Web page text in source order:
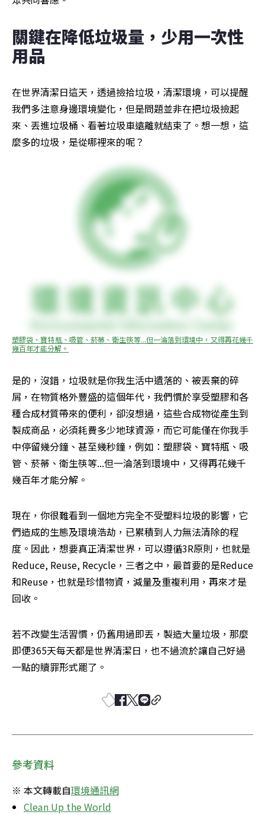
關鍵在降低垃圾量，少用一次性
用品
在世界清潔日這天，透過撿拾垃圾，清潔環境，可以提醒
我們多注意身邊環境變化，但是問題並非在把垃圾撿起
來、丟進垃圾桶、看著垃圾車遠離就結束了。想一想，這
麼多的垃圾，是從哪裡來的呢？
塑膠袋、寶特瓶、吸管、菸蒂、衛生筷等...但一淪落到環境中，又得再花幾千
幾百年才能分解。
是的，沒錯，垃圾就是你我生活中遺落的、被丟棄的碎
屑，在物質格外豐盛的這個年代，我們慣於享受塑膠和各
種合成材質帶來的便利，卻沒想過，這些合成物從產生到
製成商品，必須耗費多少地球資源，而它可能僅在你我手
中停留幾分鐘、甚至幾秒鐘，例如：塑膠袋、寶特瓶、吸
管、菸蒂、衛生筷等...但一淪落到環境中，又得再花幾千
幾百年才能分解。
現在，你很難看到一個地方完全不受塑料垃圾的影響，它
們造成的生態及環境浩劫，已累積到人力無法清除的程
度。因此，想要真正清潔世界，可以遵循3R原則，也就是
Reduce, Reuse, Recycle，三者之中，最首要的是Reduce
和Reuse，也就是珍惜物資，減量及重複利用，再來才是
回收。
若不改變生活習慣，仍舊用過即丟，製造大量垃圾，那麼
即便365天每天都是世界清潔日，也不過流於讓自己好過
一點的贖罪形式罷了。
參考資料
※ 本文轉載自環境通訊網
Clean Up the World